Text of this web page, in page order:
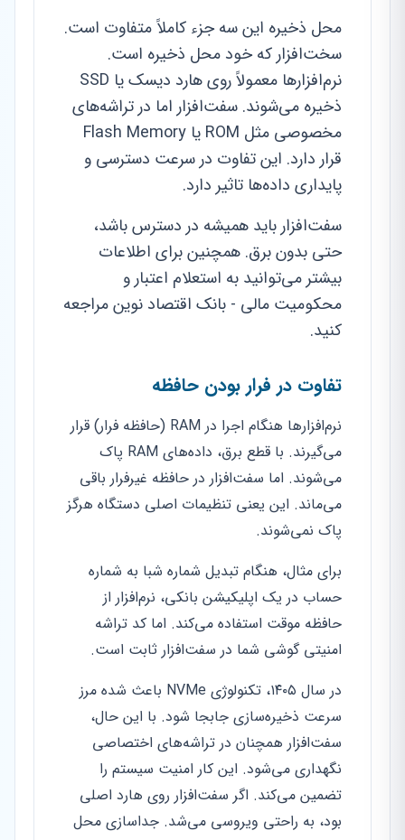
محل ذخیره این سه جزء کاملاً متفاوت است.
سخت‌افزار که خود محل ذخیره است.
نرم‌افزارها معمولاً روی هارد دیسک یا SSD
ذخیره می‌شوند. سفت‌افزار اما در تراشه‌های
مخصوصی مثل ROM یا Flash Memory
قرار دارد. این تفاوت در سرعت دسترسی و
پایداری داده‌ها تاثیر دارد.
سفت‌افزار باید همیشه در دسترس باشد،
حتی بدون برق. همچنین برای اطلاعات
بیشتر می‌توانید به استعلام اعتبار و
محکومیت مالی - بانک اقتصاد نوین مراجعه
کنید.
تفاوت در فرار بودن حافظه
نرم‌افزارها هنگام اجرا در RAM (حافظه فرار) قرار
می‌گیرند. با قطع برق، داده‌های RAM پاک
می‌شوند. اما سفت‌افزار در حافظه غیرفرار باقی
می‌ماند. این یعنی تنظیمات اصلی دستگاه هرگز
پاک نمی‌شوند.
برای مثال، هنگام تبدیل شماره شبا به شماره
حساب در یک اپلیکیشن بانکی، نرم‌افزار از
حافظه موقت استفاده می‌کند. اما کد تراشه
امنیتی گوشی شما در سفت‌افزار ثابت است.
در سال ۱۴۰۵، تکنولوژی NVMe باعث شده مرز
سرعت ذخیره‌سازی جابجا شود. با این حال،
سفت‌افزار همچنان در تراشه‌های اختصاصی
نگهداری می‌شود. این کار امنیت سیستم را
تضمین می‌کند. اگر سفت‌افزار روی هارد اصلی
بود، به راحتی ویروسی می‌شد. جداسازی محل